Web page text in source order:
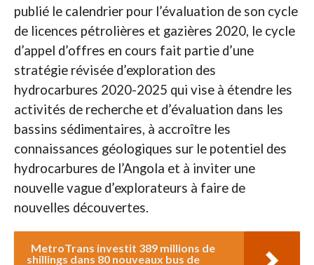
publié le calendrier pour l’évaluation de son cycle
de licences pétrolières et gazières 2020, le cycle
d’appel d’offres en cours fait partie d’une
stratégie révisée d’exploration des
hydrocarbures 2020-2025 qui vise à étendre les
activités de recherche et d’évaluation dans les
bassins sédimentaires, à accroître les
connaissances géologiques sur le potentiel des
hydrocarbures de l’Angola et à inviter une
nouvelle vague d’explorateurs à faire de
nouvelles découvertes.
MetroTrans investit 389 millions de
shillings dans 80 nouveaux bus de